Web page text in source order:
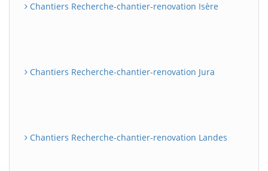
Chantiers Recherche-chantier-renovation Isère
Chantiers Recherche-chantier-renovation Jura
Chantiers Recherche-chantier-renovation Landes